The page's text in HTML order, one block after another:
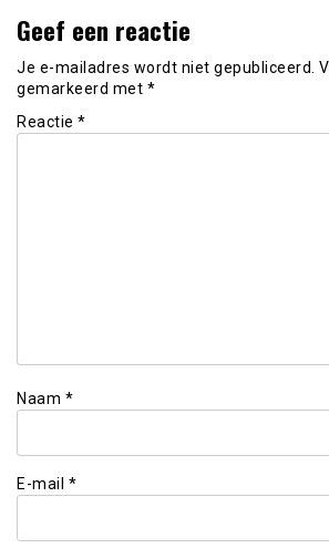
Geef een reactie
Je e-mailadres wordt niet gepubliceerd.
gemarkeerd met *
Reactie *
Naam *
E-mail *